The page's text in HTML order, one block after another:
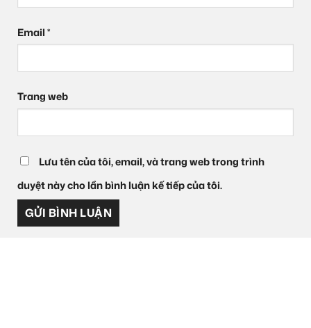
Email*
Trang web
Lưu tên của tôi, email, và trang web trong trình
duyệt này cho lần bình luận kế tiếp của tôi.